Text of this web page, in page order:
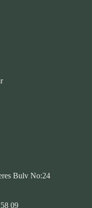
Bulv No:24
09